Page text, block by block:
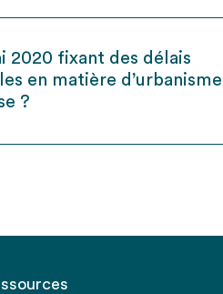
2020 fixant des délais
en matière d’urbanisme
?